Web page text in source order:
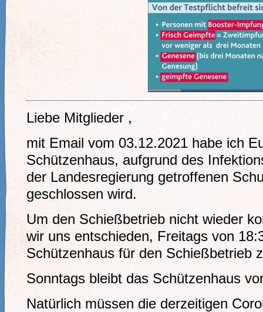
Liebe Mitglieder ,
mit Email vom 03.12.2021 habe ich
Schützenhaus, aufgrund des
der Landesregierung getroffenen
geschlossen wird.
Um den Schießbetrieb nicht wieder
wir uns entschieden, Freitags von
Schützenhaus für den Schießbetrieb
Sonntags bleibt das Schützenhaus
Natürlich müssen die derzeitigen